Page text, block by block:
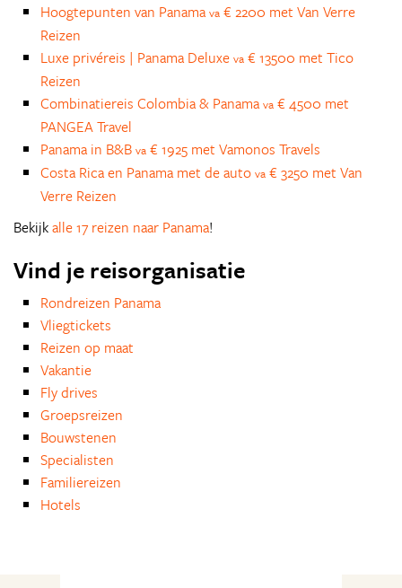
Hoogtepunten van Panama va € 2200 met Van Verre
Reizen
Luxe privéreis | Panama Deluxe va € 13500 met Tico
Reizen
Combinatiereis Colombia & Panama va € 4500 met
PANGEA Travel
Panama in B&B va € 1925 met Vamonos Travels
Costa Rica en Panama met de auto va € 3250 met Van
Verre Reizen
Bekijkalle 17 reizen naar Panama!
Vind je reisorganisatie
Rondreizen Panama
Vliegtickets
Reizen op maat
Vakantie
Fly drives
Groepsreizen
Bouwstenen
Specialisten
Familiereizen
Hotels